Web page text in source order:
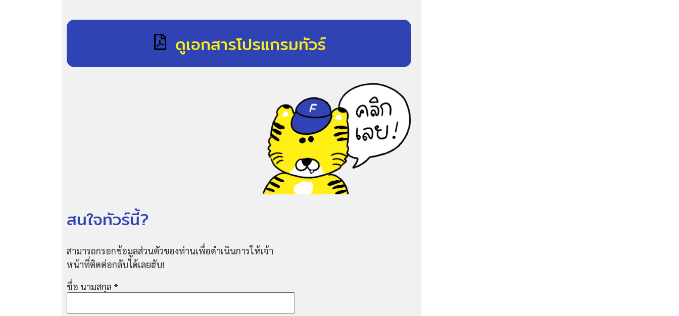
ดูเอกสารโปรแกรมทัวร์
สนใจทัวร์นี้?
สามารถกรอกข้อมูลส่วนตัวของท่านเพื่อดำเนินการให้เจ้า
หน้าที่ติดต่อกลับได้เลยฮับ!
ชื่อ นามสกุล *